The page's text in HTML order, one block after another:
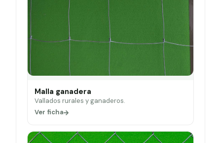
Malla ganadera
Vallados rurales y ganaderos.
Ver ficha